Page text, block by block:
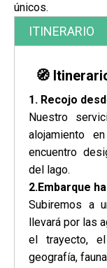
únicos.
ITINERARIO
🧭
1. Recojo
Nuestro
alojamiento
encuentro
del lago.
2.Embarque
Subiremos a
llevará por las
el trayecto,
geografía,